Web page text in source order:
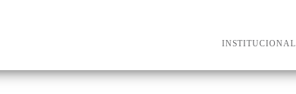
INSTITUCIONAL